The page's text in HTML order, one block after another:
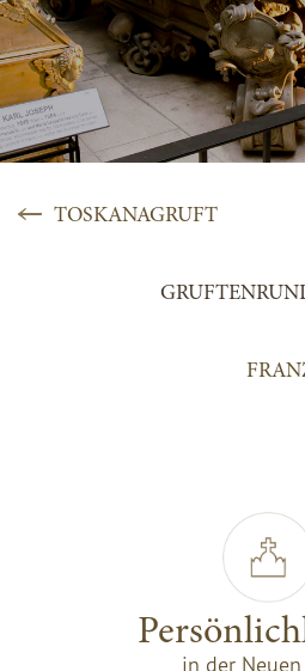
TOSKANAGRUFT
in der